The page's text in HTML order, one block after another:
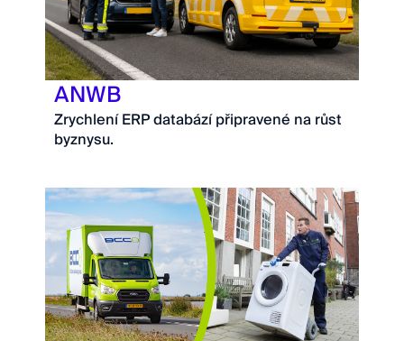
ANWB
Zrychlení ERP databází připravené na růst
byznysu.